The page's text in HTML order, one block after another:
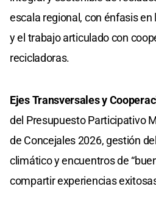
escala regional, con énfasis
y el trabajo articulado con
recicladoras.
Ejes Transversales y
del Presupuesto Participativo
de Concejales 2026, gestión
climático y encuentros de
compartir experiencias